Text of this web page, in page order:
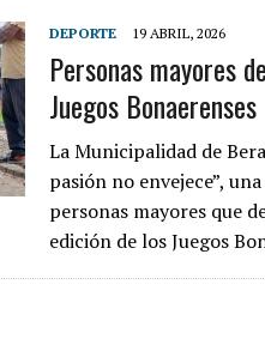
DEPORTE 19 ABRIL, 2026
Personas mayores
Juegos Bonaerenses
La Municipalidad de
pasión no envejece”,
personas mayores que
edición de los Juegos